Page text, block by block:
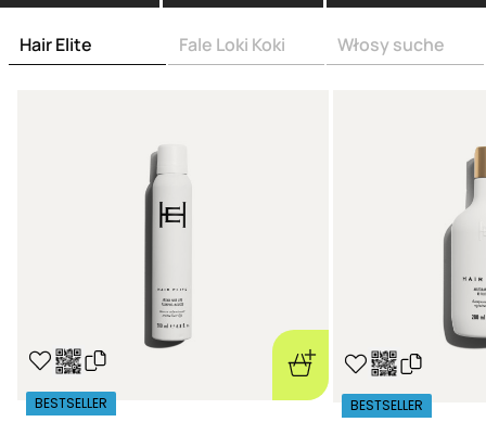
Hair Elite Fale Loki Koki Włosy suche
BESTSELLER BESTSELLER